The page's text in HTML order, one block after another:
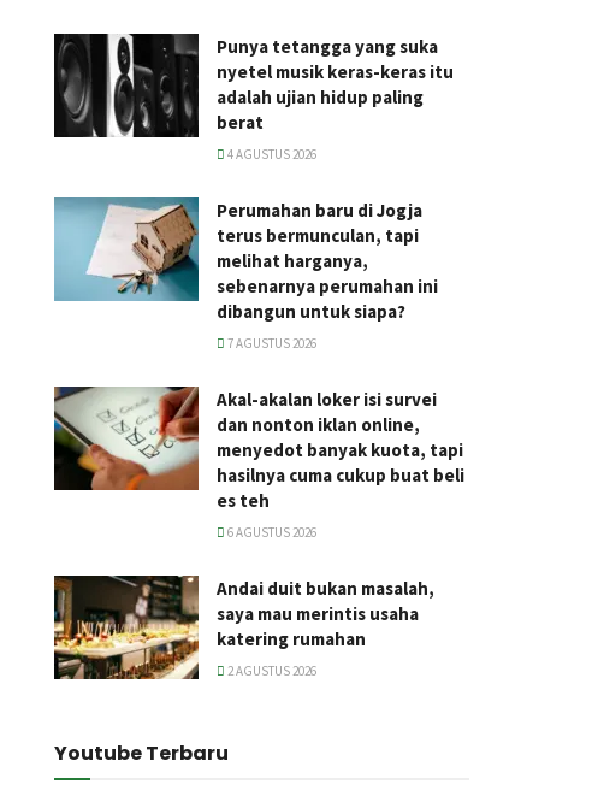
Punya tetangga yang suka
nyetel musik keras-keras itu
adalah ujian hidup paling
berat
4 AGUSTUS 2026
Perumahan baru di Jogja
terus bermunculan, tapi
melihat harganya,
sebenarnya perumahan ini
dibangun untuk siapa?
7 AGUSTUS 2026
Akal-akalan loker isi survei
dan nonton iklan online,
menyedot banyak kuota, tapi
hasilnya cuma cukup buat beli
es teh
6 AGUSTUS 2026
Andai duit bukan masalah,
saya mau merintis usaha
katering rumahan
2 AGUSTUS 2026
Youtube Terbaru